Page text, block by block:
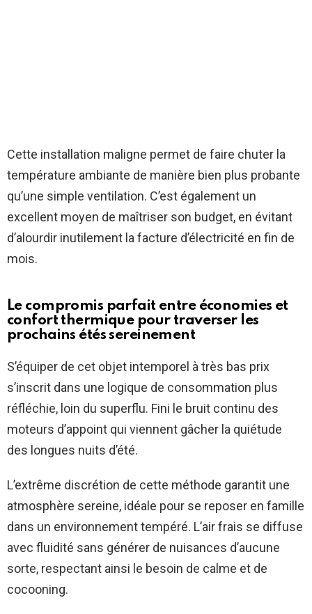
Cette installation maligne permet de faire chuter la
température ambiante de manière bien plus probante
qu’une simple ventilation. C’est également un
excellent moyen de maîtriser son budget, en évitant
d’alourdir inutilement la facture d’électricité en fin de
mois.
Le compromis parfait entre économies et
confort thermique pour traverser les
prochains étés sereinement
S’équiper de cet objet intemporel à très bas prix
s’inscrit dans une logique de consommation plus
réfléchie, loin du superflu. Fini le bruit continu des
moteurs d’appoint qui viennent gâcher la quiétude
des longues nuits d’été.
L’extrême discrétion de cette méthode garantit une
atmosphère sereine, idéale pour se reposer en famille
dans un environnement tempéré. L’air frais se diffuse
avec fluidité sans générer de nuisances d’aucune
sorte, respectant ainsi le besoin de calme et de
cocooning.